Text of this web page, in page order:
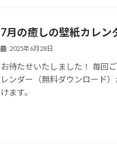
7月の癒しの壁紙カレン
2025年6月28日
お待たせいたしました！ 毎回
レンダー（無料ダウンロード
けます。